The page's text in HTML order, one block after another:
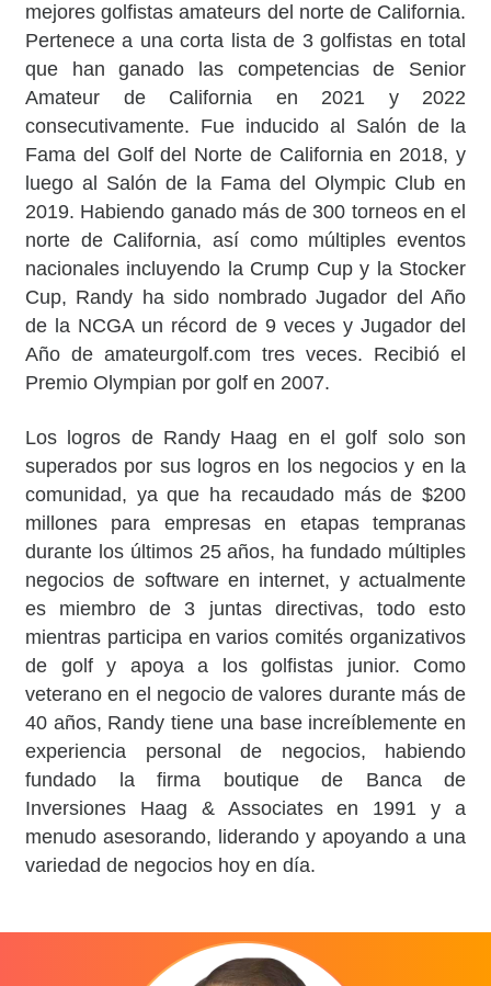
mejores golfistas amateurs del norte de California.
Pertenece a una corta lista de 3 golfistas en total
que han ganado las competencias de Senior
Amateur de California en 2021 y 2022
consecutivamente. Fue inducido al Salón de la
Fama del Golf del Norte de California en 2018, y
luego al Salón de la Fama del Olympic Club en
2019. Habiendo ganado más de 300 torneos en el
norte de California, así como múltiples eventos
nacionales incluyendo la Crump Cup y la Stocker
Cup, Randy ha sido nombrado Jugador del Año
de la NCGA un récord de 9 veces y Jugador del
Año de amateurgolf.com tres veces. Recibió el
Premio Olympian por golf en 2007.
Los logros de Randy Haag en el golf solo son
superados por sus logros en los negocios y en la
comunidad, ya que ha recaudado más de $200
millones para empresas en etapas tempranas
durante los últimos 25 años, ha fundado múltiples
negocios de software en internet, y actualmente
es miembro de 3 juntas directivas, todo esto
mientras participa en varios comités organizativos
de golf y apoya a los golfistas junior. Como
veterano en el negocio de valores durante más de
40 años, Randy tiene una base increíblemente en
experiencia personal de negocios, habiendo
fundado la firma boutique de Banca de
Inversiones Haag & Associates en 1991 y a
menudo asesorando, liderando y apoyando a una
variedad de negocios hoy en día.